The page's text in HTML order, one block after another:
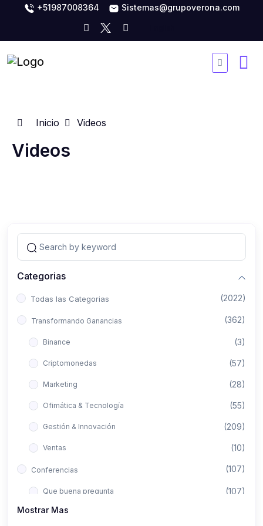
+51987008364 Sistemas@grupoverona.com
Inicio Videos
Videos
Categorias
Todas las Categorias (2022)
Transformando Ganancias (362)
Binance (3)
Criptomonedas (57)
Marketing (28)
Ofimática & Tecnología (55)
Gestión & Innovación (209)
Ventas (10)
Conferencias (107)
Que buena pregunta (107)
Aló Asesor
Mostrar Mas